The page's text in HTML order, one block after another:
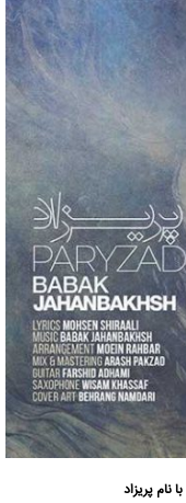
با نام پریزاد